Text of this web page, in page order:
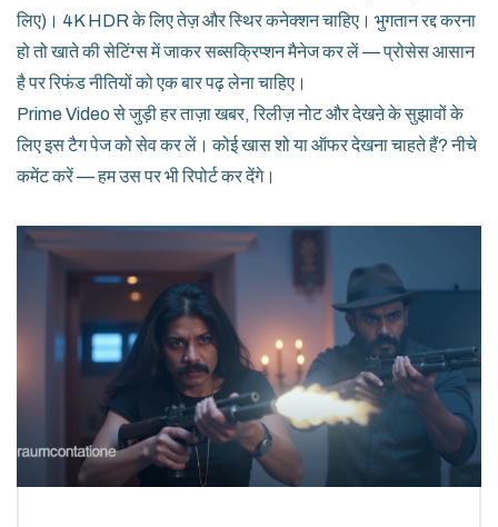
लिए)। 4K HDR के लिए तेज़ और स्थिर कनेक्शन चाहिए। भुगतान रद्द करना
हो तो खाते की सेटिंग्स में जाकर सब्सक्रिप्शन मैनेज कर लें — प्रोसेस आसान
है पर रिफंड नीतियों को एक बार पढ़ लेना चाहिए।
Prime Video से जुड़ी हर ताज़ा खबर, रिलीज़ नोट और देखऩे के सुझावों के
लिए इस टैग पेज को सेव कर लें। कोई खास शो या ऑफर देखना चाहते हैं? नीचे
कमेंट करें — हम उस पर भी रिपोर्ट कर देंगे।